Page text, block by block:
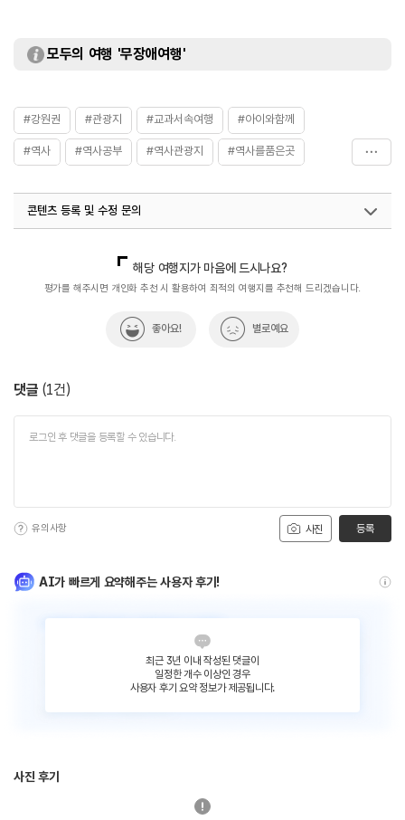
모두의 여행 '무장애여행'
#강원권 #관광지 #교과서속여행 #아이와함께
#역사 #역사공부 #역사관광지 #역사를품은곳
#역사유적지 #역사이야기
콘텐츠 등록 및 수정 문의
해당 여행지가 마음에 드시나요?
평가를 해주시면 개인화 추천 시 활용하여 최적의 여행지를 추천해 드리겠습니다.
좋아요! 별로예요
댓글 (1건)
사진
유의사항 등록
AI가 빠르게 요약해주는 사용자 후기!
최근 3년 이내 작성된 댓글이
일정한 개수 이상인 경우
사용자 후기 요약 정보가 제공됩니다.
사진 후기